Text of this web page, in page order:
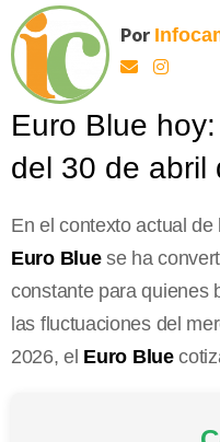
Por
Euro Blue
del 30 de abril
En el contexto actual
Euro Bluese ha
constante para quienes
las fluctuaciones del
2026, el Euro Blue